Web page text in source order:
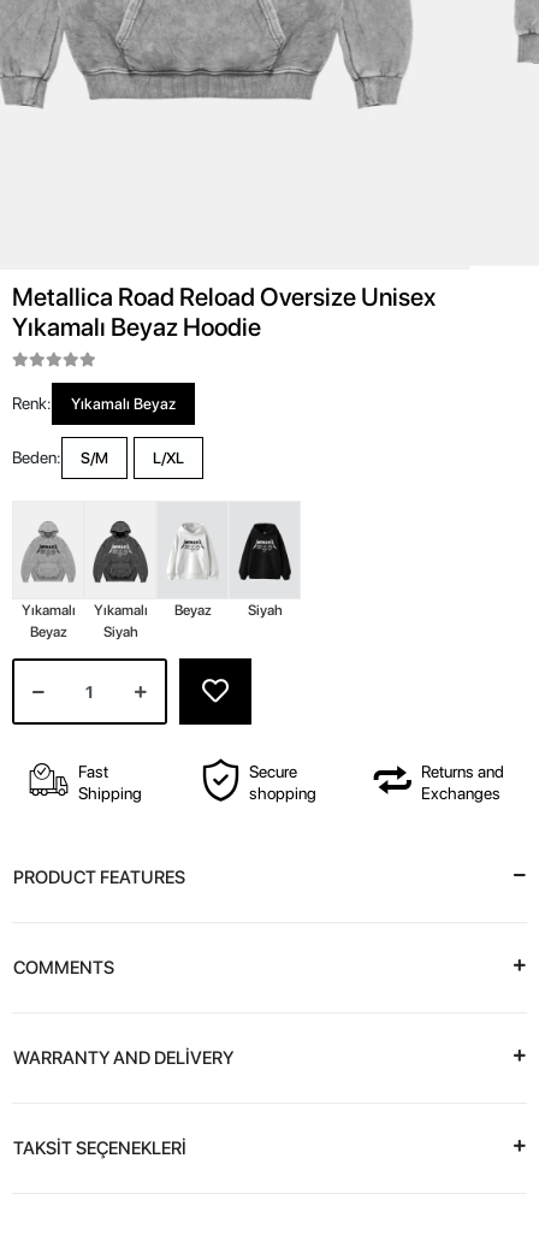
Metallica Road Reload Oversize Unisex
Yıkamalı Beyaz Hoodie
Renk: Yıkamalı Beyaz
Beden: S/M L/XL
Yıkamalı
Beyaz
Yıkamalı
Siyah
Beyaz Siyah
Fast
Shipping
Secure
shopping
Returns and
Exchanges
PRODUCT FEATURES
COMMENTS
WARRANTY AND DELİVERY
TAKSİT SEÇENEKLERİ